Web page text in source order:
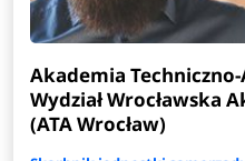
Akademia
Wydział Wrocławska
(ATA Wrocław)